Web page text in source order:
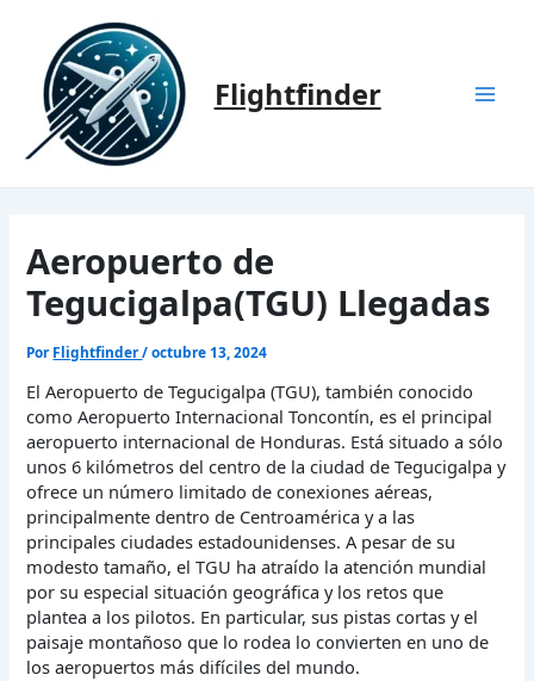
contenido
Flightfinder
Aeropuerto de
Tegucigalpa(TGU) Llegadas
Por Flightfinder/octubre 13, 2024
El Aeropuerto de Tegucigalpa (TGU), también conocido
como Aeropuerto Internacional Toncontín, es el principal
aeropuerto internacional de Honduras. Está situado a sólo
unos 6 kilómetros del centro de la ciudad de Tegucigalpa y
ofrece un número limitado de conexiones aéreas,
principalmente dentro de Centroamérica y a las
principales ciudades estadounidenses. A pesar de su
modesto tamaño, el TGU ha atraído la atención mundial
por su especial situación geográfica y los retos que
plantea a los pilotos. En particular, sus pistas cortas y el
paisaje montañoso que lo rodea lo convierten en uno de
los aeropuertos más difíciles del mundo.